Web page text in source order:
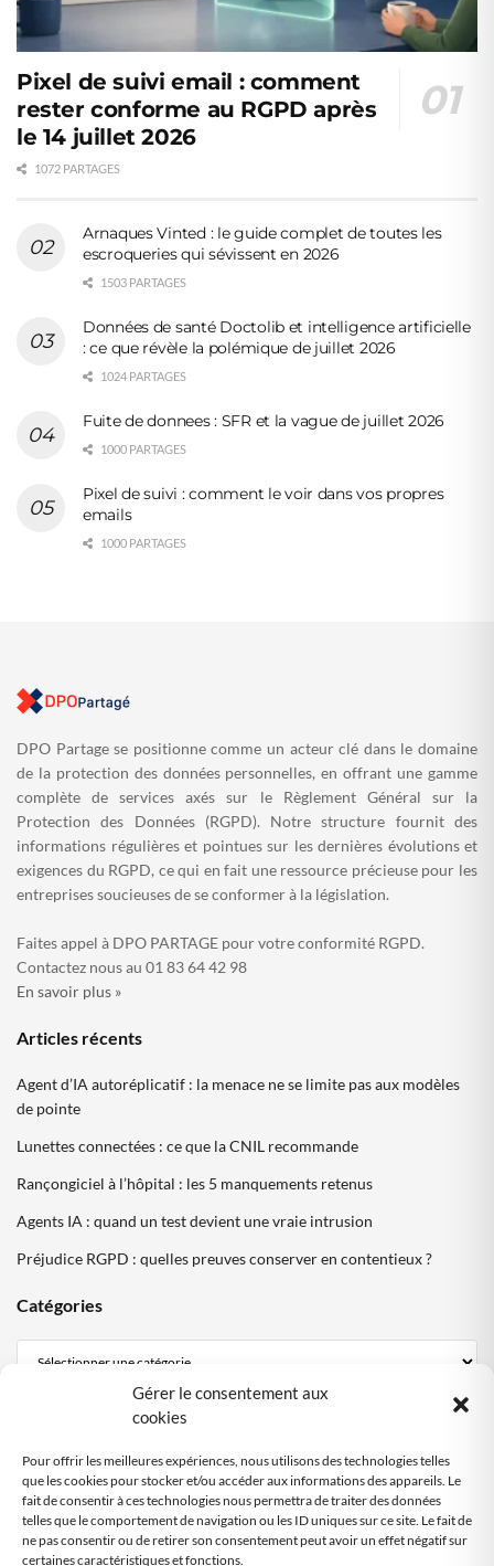
Gérer le consentement aux
cookies
Pour offrir les meilleures expériences, nous utilisons des technologies telles
que les cookies pour stocker et/ou accéder aux informations des appareils. Le
fait de consentir à ces technologies nous permettra de traiter des données
telles que le comportement de navigation ou les ID uniques sur ce site. Le fait de
ne pas consentir ou de retirer son consentement peut avoir un effet négatif sur
certaines caractéristiques et fonctions.
Pixel de suivi email : comment
rester conforme au RGPD après
le 14 juillet 2026
1072 PARTAGES
Arnaques Vinted : le guide complet de toutes les
escroqueries qui sévissent en 2026
1503 PARTAGES
Données de santé Doctolib et intelligence artificielle
: ce que révèle la polémique de juillet 2026
1024 PARTAGES
Fuite de donnees : SFR et la vague de juillet 2026
1000 PARTAGES
Pixel de suivi : comment le voir dans vos propres
emails
1000 PARTAGES
DPO Partage se positionne comme un acteur clé dans le domaine
de la protection des données personnelles, en offrant une gamme
complète de services axés sur le Règlement Général sur la
Protection des Données (RGPD). Notre structure fournit des
informations régulières et pointues sur les dernières évolutions et
exigences du RGPD, ce qui en fait une ressource précieuse pour les
entreprises soucieuses de se conformer à la législation.
Faites appel à DPO PARTAGE pour votre conformité RGPD.
Contactez nous au 01 83 64 42 98
En savoir plus »
Articles récents
Agent d’IA autoréplicatif : la menace ne se limite pas aux modèles
de pointe
Lunettes connectées : ce que la CNIL recommande
Rançongiciel à l’hôpital : les 5 manquements retenus
Agents IA : quand un test devient une vraie intrusion
Préjudice RGPD : quelles preuves conserver en contentieux ?
Catégories
Mentions Légales
Politique cookies DPO Partagé
Nous contacter